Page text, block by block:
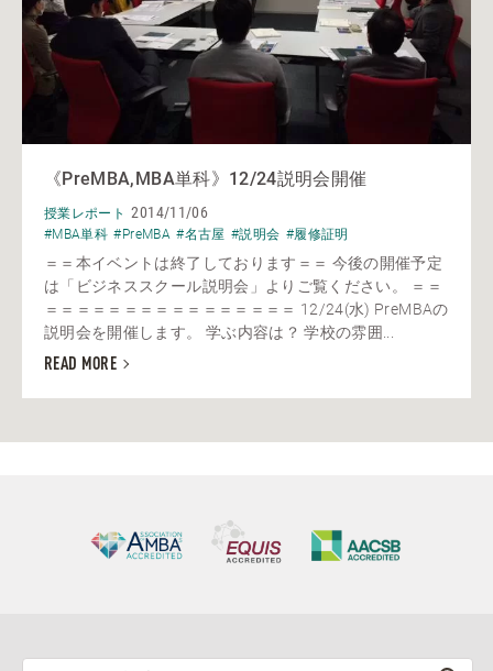
《PreMBA,MBA単科》12/24説明会開催
授業レポート 2014/11/06
#MBA単科 #PreMBA #名古屋 #説明会 #履修証明
＝＝本イベントは終了しております＝＝ 今後の開催予定
は「ビジネススクール説明会」よりご覧ください。 ＝＝
＝＝＝＝＝＝＝＝＝＝＝＝＝＝＝＝ 12/24(水) PreMBAの
説明会を開催します。 学ぶ内容は？ 学校の雰囲...
READ MORE